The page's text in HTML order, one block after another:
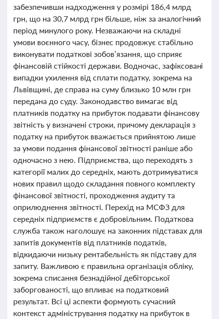
забезпечивши надходження у розмірі 186,4 млрд
грн, що на 30,7 млрд грн більше, ніж за аналогічний
період минулого року. Незважаючи на складні
умови воєнного часу, бізнес продовжує стабільно
виконувати податкові зобов’язання, що сприяє
фінансовій стійкості держави. Водночас, зафіксовані
випадки ухилення від сплати податку, зокрема на
Львівщині, де справа на суму близько 10 млн грн
передана до суду. Законодавство вимагає від
платників податку на прибуток подавати фінансову
звітність у визначені строки, причому декларація з
податку на прибуток вважається прийнятою лише
за умови подання фінансової звітності раніше або
одночасно з нею. Підприємства, що переходять з
категорії малих до середніх, мають дотримуватися
нових правил щодо складання повного комплекту
фінансової звітності, проходження аудиту та
оприлюднення звітності. Перехід на МСФЗ для
середніх підприємств є добровільним. Податкова
служба також наголошує на законних підставах для
запитів документів від платників податків,
відкидаючи низьку рентабельність як підставу для
запиту. Важливою є правильна організація обліку,
зокрема списання безнадійної дебіторської
заборгованості, що впливає на податковий
результат. Всі ці аспекти формують сучасний
контекст адміністрування податку на прибуток в